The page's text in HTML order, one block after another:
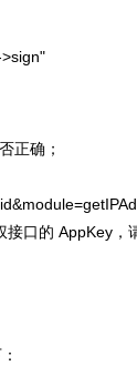
>sign"
正确；
口的 AppKey，